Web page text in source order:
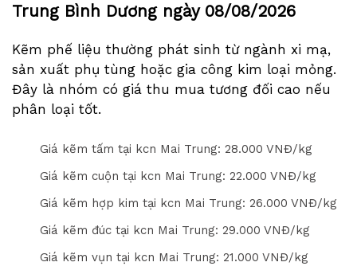
Trung Bình Dương ngày 08/08/2026
Kẽm phế liệu thường phát sinh từ ngành xi mạ,
sản xuất phụ tùng hoặc gia công kim loại mỏng.
Đây là nhóm có giá thu mua tương đối cao nếu
phân loại tốt.
Giá kẽm tấm tại kcn Mai Trung: 28.000 VNĐ/kg
Giá kẽm cuộn tại kcn Mai Trung: 22.000 VNĐ/kg
Giá kẽm hợp kim tại kcn Mai Trung: 26.000 VNĐ/kg
Giá kẽm đúc tại kcn Mai Trung: 29.000 VNĐ/kg
Giá kẽm vụn tại kcn Mai Trung: 21.000 VNĐ/kg